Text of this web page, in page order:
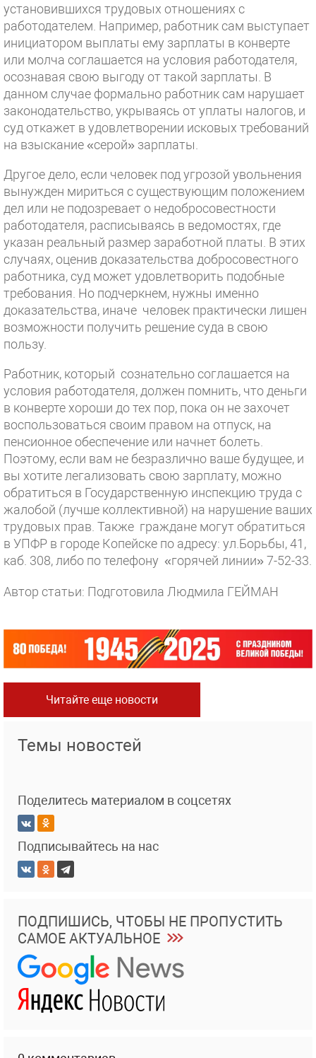
установившихся трудовых отношениях с
работодателем. Например, работник сам выступает
инициатором выплаты ему зарплаты в конверте
или молча соглашается на условия работодателя,
осознавая свою выгоду от такой зарплаты. В
данном случае формально работник сам нарушает
законодательство, укрываясь от уплаты налогов, и
суд откажет в удовлетворении исковых требований
на взыскание «серой» зарплаты.
Другое дело, если человек под угрозой увольнения
вынужден мириться с существующим положением
дел или не подозревает о недобросовестности
работодателя, расписываясь в ведомостях, где
указан реальный размер заработной платы. В этих
случаях, оценив доказательства добросовестного
работника, суд может удовлетворить подобные
требования. Но подчеркнем, нужны именно
доказательства, иначе человек практически лишен
возможности получить решение суда в свою
пользу.
Работник, который сознательно соглашается на
условия работодателя, должен помнить, что деньги
в конверте хороши до тех пор, пока он не захочет
воспользоваться своим правом на отпуск, на
пенсионное обеспечение или начнет болеть.
Поэтому, если вам не безразлично ваше будущее, и
вы хотите легализовать свою зарплату, можно
обратиться в Государственную инспекцию труда с
жалобой (лучше коллективной) на нарушение ваших
трудовых прав. Также граждане могут обратиться
в УПФР в городе Копейске по адресу: ул.Борьбы, 41,
каб. 308, либо по телефону «горячей линии» 7-52-33.
Автор статьи: Подготовила Людмила ГЕЙМАН
Читайте еще новости
Темы новостей
Поделитесь материалом в соцсетях
Подписывайтесь на нас
ПОДПИШИСЬ, ЧТОБЫ НЕ ПРОПУСТИТЬ
САМОЕ АКТУАЛЬНОЕ